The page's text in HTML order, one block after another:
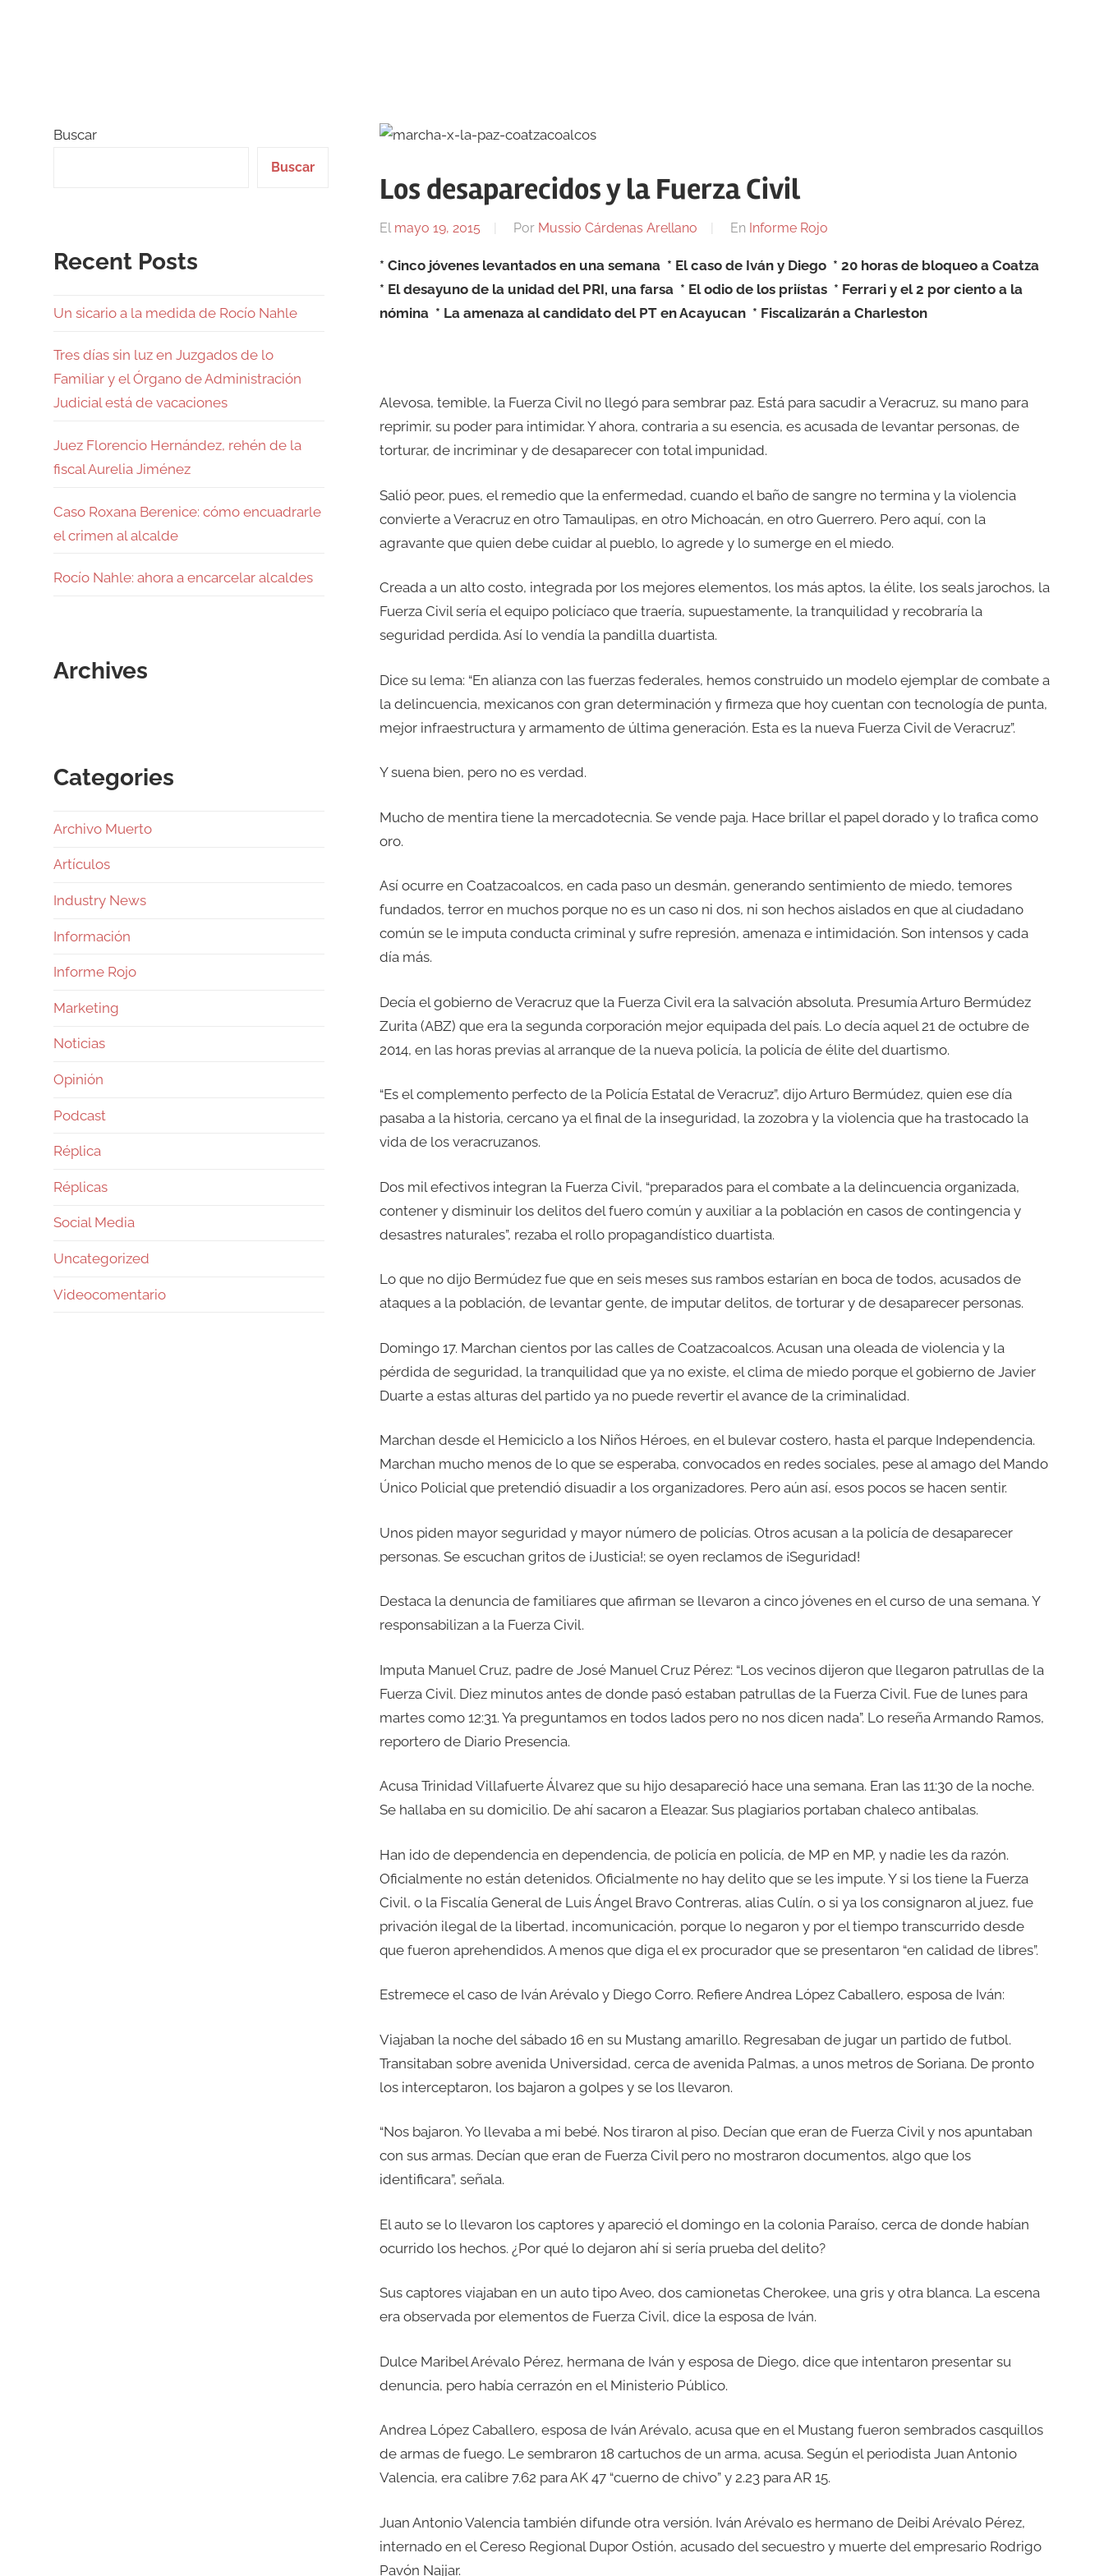
Los desaparecidos y la Fuerza Civil
El mayo 19, 2015 Por Mussio Cárdenas Arellano En Informe Rojo
* Cinco jóvenes levantados en una semana * El caso de Iván y Diego * 20 horas de bloqueo a Coatza
* El desayuno de la unidad del PRI, una farsa * El odio de los priístas * Ferrari y el 2 por ciento a la
nómina * La amenaza al candidato del PT en Acayucan * Fiscalizarán a Charleston
Alevosa, temible, la Fuerza Civil no llegó para sembrar paz. Está para sacudir a Veracruz, su mano para
reprimir, su poder para intimidar. Y ahora, contraria a su esencia, es acusada de levantar personas, de
torturar, de incriminar y de desaparecer con total impunidad.
Salió peor, pues, el remedio que la enfermedad, cuando el baño de sangre no termina y la violencia
convierte a Veracruz en otro Tamaulipas, en otro Michoacán, en otro Guerrero. Pero aquí, con la
agravante que quien debe cuidar al pueblo, lo agrede y lo sumerge en el miedo.
Creada a un alto costo, integrada por los mejores elementos, los más aptos, la élite, los seals jarochos, la
Fuerza Civil sería el equipo policíaco que traería, supuestamente, la tranquilidad y recobraría la
seguridad perdida. Así lo vendía la pandilla duartista.
Dice su lema: “En alianza con las fuerzas federales, hemos construido un modelo ejemplar de combate a
la delincuencia, mexicanos con gran determinación y firmeza que hoy cuentan con tecnología de punta,
mejor infraestructura y armamento de última generación. Esta es la nueva Fuerza Civil de Veracruz”.
Y suena bien, pero no es verdad.
Mucho de mentira tiene la mercadotecnia. Se vende paja. Hace brillar el papel dorado y lo trafica como
oro.
Así ocurre en Coatzacoalcos, en cada paso un desmán, generando sentimiento de miedo, temores
fundados, terror en muchos porque no es un caso ni dos, ni son hechos aislados en que al ciudadano
común se le imputa conducta criminal y sufre represión, amenaza e intimidación. Son intensos y cada
día más.
Decía el gobierno de Veracruz que la Fuerza Civil era la salvación absoluta. Presumía Arturo Bermúdez
Zurita (ABZ) que era la segunda corporación mejor equipada del país. Lo decía aquel 21 de octubre de
2014, en las horas previas al arranque de la nueva policía, la policía de élite del duartismo.
“Es el complemento perfecto de la Policía Estatal de Veracruz”, dijo Arturo Bermúdez, quien ese día
pasaba a la historia, cercano ya el final de la inseguridad, la zozobra y la violencia que ha trastocado la
vida de los veracruzanos.
Dos mil efectivos integran la Fuerza Civil, “preparados para el combate a la delincuencia organizada,
contener y disminuir los delitos del fuero común y auxiliar a la población en casos de contingencia y
desastres naturales”, rezaba el rollo propagandístico duartista.
Lo que no dijo Bermúdez fue que en seis meses sus rambos estarían en boca de todos, acusados de
ataques a la población, de levantar gente, de imputar delitos, de torturar y de desaparecer personas.
Domingo 17. Marchan cientos por las calles de Coatzacoalcos. Acusan una oleada de violencia y la
pérdida de seguridad, la tranquilidad que ya no existe, el clima de miedo porque el gobierno de Javier
Duarte a estas alturas del partido ya no puede revertir el avance de la criminalidad.
Marchan desde el Hemiciclo a los Niños Héroes, en el bulevar costero, hasta el parque Independencia.
Marchan mucho menos de lo que se esperaba, convocados en redes sociales, pese al amago del Mando
Único Policial que pretendió disuadir a los organizadores. Pero aún así, esos pocos se hacen sentir.
Unos piden mayor seguridad y mayor número de policías. Otros acusan a la policía de desaparecer
personas. Se escuchan gritos de ¡Justicia!; se oyen reclamos de ¡Seguridad!
Destaca la denuncia de familiares que afirman se llevaron a cinco jóvenes en el curso de una semana. Y
responsabilizan a la Fuerza Civil.
Imputa Manuel Cruz, padre de José Manuel Cruz Pérez: “Los vecinos dijeron que llegaron patrullas de la
Fuerza Civil. Diez minutos antes de donde pasó estaban patrullas de la Fuerza Civil. Fue de lunes para
martes como 12:31. Ya preguntamos en todos lados pero no nos dicen nada”. Lo reseña Armando Ramos,
reportero de Diario Presencia.
Acusa Trinidad Villafuerte Álvarez que su hijo desapareció hace una semana. Eran las 11:30 de la noche.
Se hallaba en su domicilio. De ahí sacaron a Eleazar. Sus plagiarios portaban chaleco antibalas.
Han ido de dependencia en dependencia, de policía en policía, de MP en MP, y nadie les da razón.
Oficialmente no están detenidos. Oficialmente no hay delito que se les impute. Y si los tiene la Fuerza
Civil, o la Fiscalía General de Luis Ángel Bravo Contreras, alias Culín, o si ya los consignaron al juez, fue
privación ilegal de la libertad, incomunicación, porque lo negaron y por el tiempo transcurrido desde
que fueron aprehendidos. A menos que diga el ex procurador que se presentaron “en calidad de libres”.
Estremece el caso de Iván Arévalo y Diego Corro. Refiere Andrea López Caballero, esposa de Iván:
Viajaban la noche del sábado 16 en su Mustang amarillo. Regresaban de jugar un partido de futbol.
Transitaban sobre avenida Universidad, cerca de avenida Palmas, a unos metros de Soriana. De pronto
los interceptaron, los bajaron a golpes y se los llevaron.
“Nos bajaron. Yo llevaba a mi bebé. Nos tiraron al piso. Decían que eran de Fuerza Civil y nos apuntaban
con sus armas. Decían que eran de Fuerza Civil pero no mostraron documentos, algo que los
identificara”, señala.
El auto se lo llevaron los captores y apareció el domingo en la colonia Paraíso, cerca de donde habían
ocurrido los hechos. ¿Por qué lo dejaron ahí si sería prueba del delito?
Sus captores viajaban en un auto tipo Aveo, dos camionetas Cherokee, una gris y otra blanca. La escena
era observada por elementos de Fuerza Civil, dice la esposa de Iván.
Dulce Maribel Arévalo Pérez, hermana de Iván y esposa de Diego, dice que intentaron presentar su
denuncia, pero había cerrazón en el Ministerio Público.
Andrea López Caballero, esposa de Iván Arévalo, acusa que en el Mustang fueron sembrados casquillos
de armas de fuego. Le sembraron 18 cartuchos de un arma, acusa. Según el periodista Juan Antonio
Valencia, era calibre 7.62 para AK 47 “cuerno de chivo” y 2.23 para AR 15.
Juan Antonio Valencia también difunde otra versión. Iván Arévalo es hermano de Deibi Arévalo Pérez,
internado en el Cereso Regional Dupor Ostión, acusado del secuestro y muerte del empresario Rodrigo
Pavón Najjar.
Buscar
Buscar
Recent Posts
Un sicario a la medida de Rocío Nahle
Tres días sin luz en Juzgados de lo
Familiar y el Órgano de Administración
Judicial está de vacaciones
Juez Florencio Hernández, rehén de la
fiscal Aurelia Jiménez
Caso Roxana Berenice: cómo encuadrarle
el crimen al alcalde
Rocío Nahle: ahora a encarcelar alcaldes
Archives
Categories
Archivo Muerto
Artículos
Industry News
Información
Informe Rojo
Marketing
Noticias
Opinión
Podcast
Réplica
Réplicas
Social Media
Uncategorized
Videocomentario